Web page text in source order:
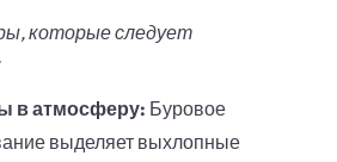
которые следует
в атмосферу: Буровое
выделяет выхлопные